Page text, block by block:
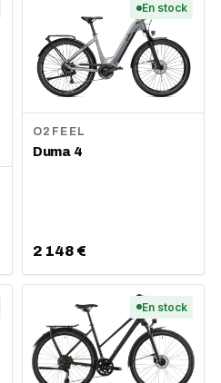
En stock
O2FEEL
Duma 4
2 148 €
En stock